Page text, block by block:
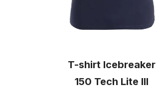
T-shirt Icebreaker
150 Tech Lite III